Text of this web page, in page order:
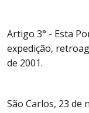
Artigo 3° - Esta
expedição,
de 2001.
São Carlos, 23 de